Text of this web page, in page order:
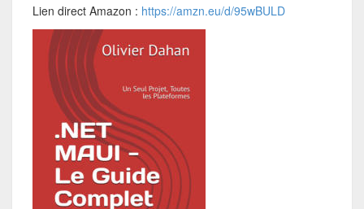
Lien direct Amazon : https://amzn.eu/d/95wBULD